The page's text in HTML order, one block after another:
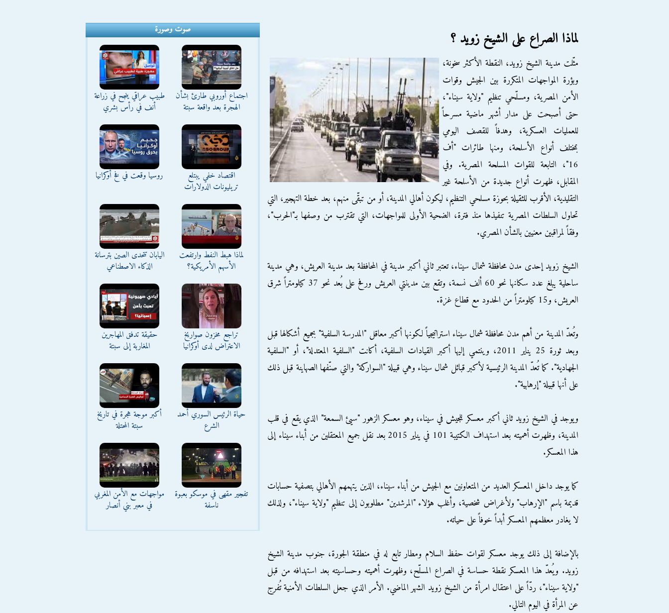
لماذا الصراع على الشيخ زويد ؟
مثّلت مدينة الشيخ زويد، النقطة الأكثر سخونة،
وبؤرة المواجهات المتكررة بين الجيش وقوات
الأمن المصرية، ومسلّحي تنظيم "ولاية سيناء"،
حتى أصبحت على مدار أشهر ماضية مسرحاً
للعمليات العسكرية، وهدفاً للقصف اليومي
بمختلف أنواع الأسلحة، ومنها طائرات "أف
16"، التابعة للقوات المسلحة المصرية. وفي
المقابل، ظهرت أنواع جديدة من الأسلحة غير
التقليدية، الأقرب للثقيلة بحوزة مسلحي التنظيم، ليكون أهالي المدينة، أو من تبقّى منهم، بعد خطة التهجير، التي
تحاول السلطات المصرية تنفيذها منذ فترة، الضحية الأولى للمواجهات، التي تقترب من وصفها بـ"الحرب"،
وفقاً لمراقبين معنيين بالشأن المصري.
الشيخ زويد إحدى مدن محافظة شمال سيناء، تعتبر ثاني أكبر مدينة في المحافظة بعد مدينة العريش، وهي مدينة
ساحلية يبلغ عدد سكانها نحو 60 ألف نسمة، وتقع بين مدينتي العريش ورفح على بُعد نحو 37 كيلومتراً شرق
العريش، و15 كيلومتراً من الحدود مع قطاع غزة.
وتُعدّ المدينة من أهم مدن محافظة شمال سيناء استراتيجياً لكونها أكبر معاقل "المدرسة السلفية" بجميع أشكالها قبل
وبعد ثورة 25 يناير 2011، وينتمي إليها أكبر القيادات السلفية، أكانت "السلفية المعتدلة"، أو "السلفية
الجهادية". كما تُعدّ المدينة الرئيسية لأكبر قبائل شمال سيناء وهي قبيلة "السواركة" والتي صنّفها الصهاينة قبل ذلك
على أنها قبيلة "إرهابية".
ويوجد في الشيخ زويد ثاني أكبر معسكر للجيش في سيناء، وهو معسكر الزهور "سيئ السمعة" الذي يقع في قلب
المدينة، وظهرت أهميته بعد استهداف الكتيبة 101 في يناير 2015 بعد نقل جميع المعتقلين من أبناء سيناء إلى
هذا المعسكر.
كما يوجد داخل المعسكر العديد من المتعاونين مع الجيش من أبناء سيناء، الذين يتهمهم الأهالي بتصفية حسابات
قديمة باسم "الإرهاب" ولأغراض شخصية، وأغلب هؤلاء "المرشدين" مطلوبون إلى تنظيم "ولاية سيناء"، ولذلك
لا يغادر معظمهم المعسكر أبداً خوفاً على حياته.
بالإضافة إلى ذلك يوجد معسكر لقوات حفظ السلام ومطار تابع له في منطقة الجورة، جنوب مدينة الشيخ
زويد. ويُعدّ هذا المعسكر نقطة حساسة في الصراع المسلّح، وظهرت أهميته وحساسيته بعد استهدافه من قبل
"ولاية سيناء"، ردّاً على اعتقال امرأة من الشيخ زويد الشهر الماضي. الأمر الذي جعل السلطات الأمنية تُفرج
عن المرأة في اليوم التالي.
صوت وصورة
اجتماع أوروبي طارئ بشأن
الهجرة بعد واقعة سبتة
طبيب عراقي ينجح في زراعة
أنف في رأس بشري
اقتصاد خفي يبتلع
تريليونات الدولارات
روسيا وقعت في فخ أوكرانيا
لماذا هبط النفط وارتفعت
الأسهم الأمريكية؟
اليابان تتحدى الصين بترسانة
الذكاء الاصطناعي
تراجع مخزون صواريخ
الاعتراض لدى أوكرانيا
حقيقة تدفق المهاجرين
المغاربة إلى سبتة
حياة الرئيس السوري أحمد
الشرع
أكبر موجة هجرة في تاريخ
سبتة المحتلة
تفجير مقهى في موسكو بعبوة
ناسفة
مواجهات مع الأمن المغربي
في معبر بني أنصار